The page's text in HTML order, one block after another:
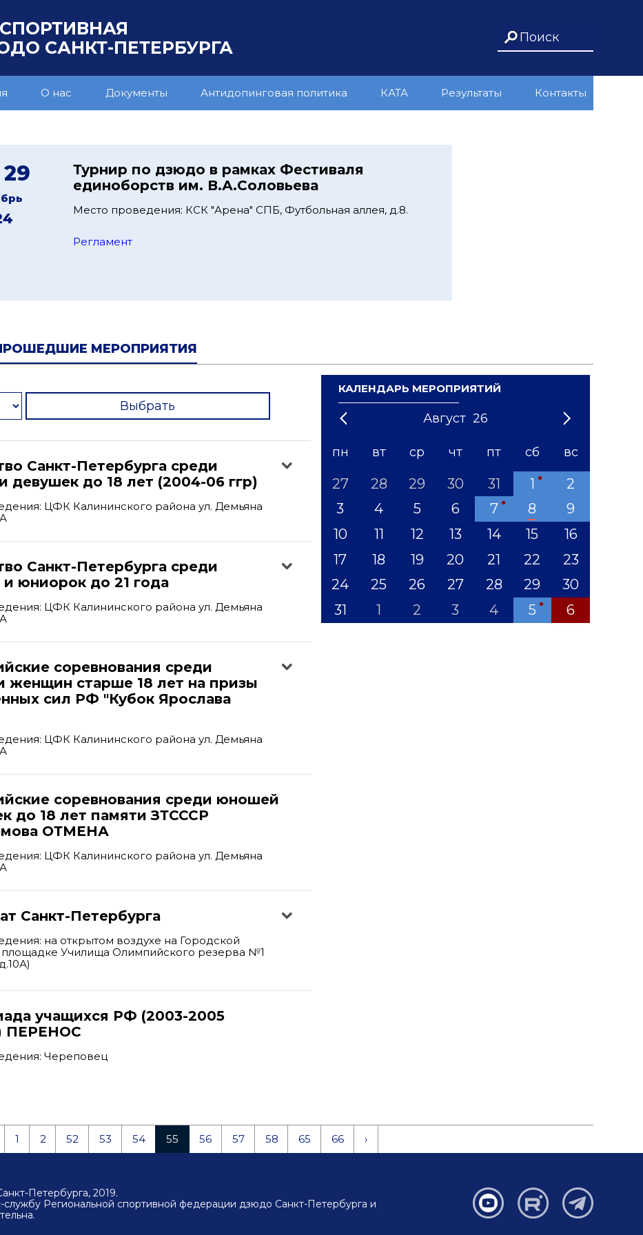
САНКТ-ПЕТЕРБУРГА
О нас Документы Антидопинговая политика КАТА Результаты Контакты
Турнир по дзюдо в рамках Фестиваля
единоборств им. В.А.Соловьева
Место проведения: КСК "Арена" СПБ, Футбольная аллея, д.8.
Регламент
МЕРОПРИЯТИЯ
Выбрать
Санкт-Петербурга среди
девушек до 18 лет (2004-06 ггр)
ЦФК Калининского района ул. Демьяна
Санкт-Петербурга среди
юниорок до 21 года
ЦФК Калининского района ул. Демьяна
соревнования среди
женщин старше 18 лет на призы
сил РФ "Кубок Ярослава
ЦФК Калининского района ул. Демьяна
соревнования среди юношей
до 18 лет памяти ЗТСССР
ОТМЕНА
ЦФК Калининского района ул. Демьяна
Санкт-Петербурга
на открытом воздухе на Городской
площадке Училища Олимпийского резерва №1
учащихся РФ (2003-2005
ПЕРЕНОС
Череповец
КАЛЕНДАРЬ МЕРОПРИЯТИЙ
Август 26
1 3 5 8 10 12
'21 '23 '24 '25 '26 '27 '28 '29 '31
пн вт ср чт пт сб вс
27 28 29 30 31 1
2
3
4 5 6 7 8
9
10
11 12 13 14 15
16
17
18 19 20 21 22
23
24
25 26 27 28 29
30
31
1 2 3 4 5 6
1 2 52 53 54 55 56 57 58 65 66 ›
Петербурга, 2019.
Региональной спортивной федерации дзюдо Санкт-Петербурга и